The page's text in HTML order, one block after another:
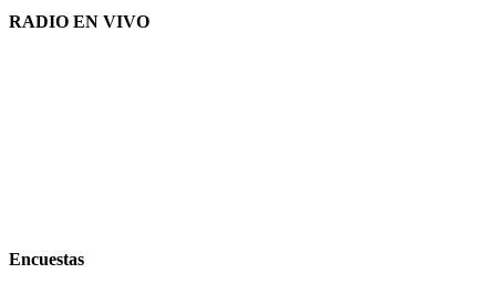
RADIO EN VIVO
Encuestas